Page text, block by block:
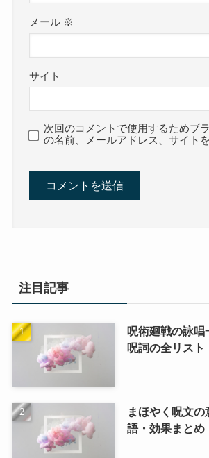
メール ※
サイト
次回のコメントで使用するためブ
の名前、メールアドレス、サイト
注目記事
呪術廻戦の詠唱
呪詞の全リスト
まほやく呪文
語・効果まとめ